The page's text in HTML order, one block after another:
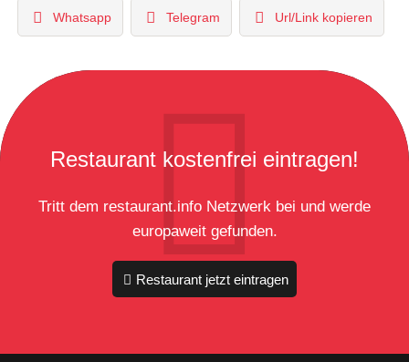
Whatsapp Telegram Url/Link kopieren
Restaurant kostenfrei eintragen!
Tritt dem restaurant.info Netzwerk bei und werde
europaweit gefunden.
Restaurant jetzt eintragen